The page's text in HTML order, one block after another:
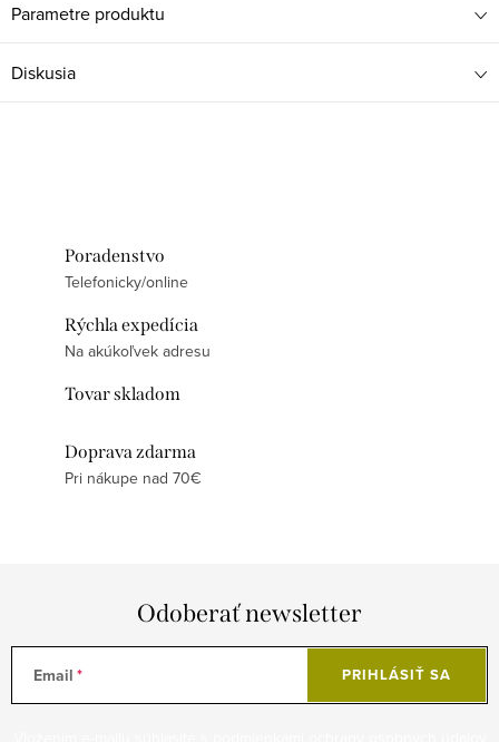
Parametre produktu
Diskusia
Poradenstvo
Telefonicky/online
Rýchla expedícia
Na akúkoľvek adresu
Tovar skladom
Doprava zdarma
Pri nákupe nad 70€
Odoberať newsletter
Email PRIHLÁSIŤ SA